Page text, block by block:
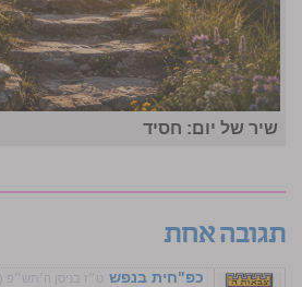
שיר של יום: חסיד
תגובה אחת
כפ"חית בנפש ט״ז בניסן ה׳תש״פ (10/04/2020) בשעה 0:35